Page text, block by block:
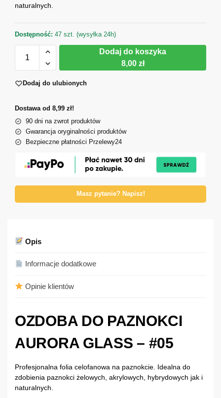
naturalnych.
Dostępność: 47 szt. (wysyłka 24h)
Dodaj do koszyka
8,00 zł
Dodaj do ulubionych
Dostawa od 8,99 zł!
90 dni na zwrot produktów
Gwarancja oryginalności produktów
Bezpieczne płatności Przelewy24
Masz pytanie? Napisz!
Opis
Informacje dodatkowe
Opinie klientów
OZDOBA DO PAZNOKCI
AURORA GLASS – #05
Profesjonalna folia celofanowa na paznokcie. Idealna do
zdobienia paznokci żelowych, akrylowych, hybrydowych jak i
naturalnych.